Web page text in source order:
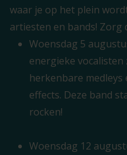
waar je op het plein
artiesten en bands! Zorg
Woensdag 5
energieke
herkenbare medleys
effects. Deze band
rocken!
Woensdag 12